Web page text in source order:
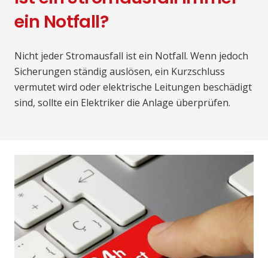
ein Notfall?
Nicht jeder Stromausfall ist ein Notfall. Wenn jedoch
Sicherungen ständig auslösen, ein Kurzschluss
vermutet wird oder elektrische Leitungen beschädigt
sind, sollte ein Elektriker die Anlage überprüfen.